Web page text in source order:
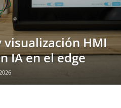
visualización HMI
IA en el edge